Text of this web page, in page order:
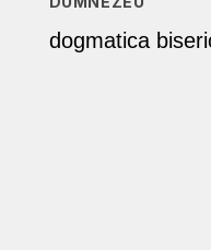
dogmatica